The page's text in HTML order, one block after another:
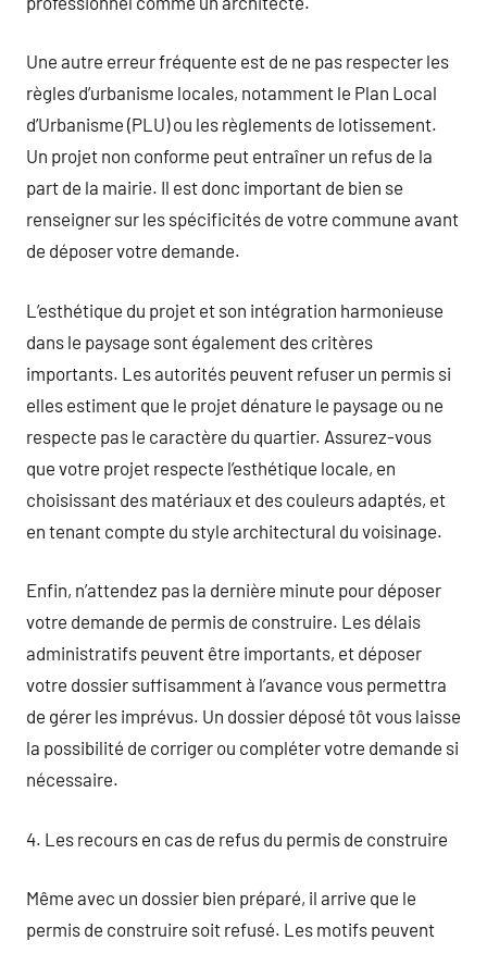
Une autre erreur fréquente est de ne pas respecter les
règles d’urbanisme locales, notamment le Plan Local
d’Urbanisme (PLU) ou les règlements de lotissement.
Un projet non conforme peut entraîner un refus de la
part de la mairie. Il est donc important de bien se
renseigner sur les spécificités de votre commune avant
de déposer votre demande.
L’esthétique du projet et son intégration harmonieuse
dans le paysage sont également des critères
importants. Les autorités peuvent refuser un permis si
elles estiment que le projet dénature le paysage ou ne
respecte pas le caractère du quartier. Assurez-vous
que votre projet respecte l’esthétique locale, en
choisissant des matériaux et des couleurs adaptés, et
en tenant compte du style architectural du voisinage.
Enfin, n’attendez pas la dernière minute pour déposer
votre demande de permis de construire. Les délais
administratifs peuvent être importants, et déposer
votre dossier suffisamment à l’avance vous permettra
de gérer les imprévus. Un dossier déposé tôt vous laisse
la possibilité de corriger ou compléter votre demande si
nécessaire.
4. Les recours en cas de refus du permis de construire
Même avec un dossier bien préparé, il arrive que le
permis de construire soit refusé. Les motifs peuvent